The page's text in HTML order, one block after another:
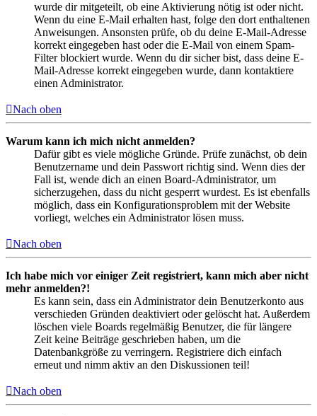
wurde dir mitgeteilt, ob eine Aktivierung nötig ist oder nicht.
Wenn du eine E-Mail erhalten hast, folge den dort enthaltenen
Anweisungen. Ansonsten prüfe, ob du deine E-Mail-Adresse
korrekt eingegeben hast oder die E-Mail von einem Spam-
Filter blockiert wurde. Wenn du dir sicher bist, dass deine E-
Mail-Adresse korrekt eingegeben wurde, dann kontaktiere
einen Administrator.
Nach oben
Warum kann ich mich nicht anmelden?
Dafür gibt es viele mögliche Gründe. Prüfe zunächst, ob dein
Benutzername und dein Passwort richtig sind. Wenn dies der
Fall ist, wende dich an einen Board-Administrator, um
sicherzugehen, dass du nicht gesperrt wurdest. Es ist ebenfalls
möglich, dass ein Konfigurationsproblem mit der Website
vorliegt, welches ein Administrator lösen muss.
Nach oben
Ich habe mich vor einiger Zeit registriert, kann mich aber nicht
mehr anmelden?!
Es kann sein, dass ein Administrator dein Benutzerkonto aus
verschieden Gründen deaktiviert oder gelöscht hat. Außerdem
löschen viele Boards regelmäßig Benutzer, die für längere
Zeit keine Beiträge geschrieben haben, um die
Datenbankgröße zu verringern. Registriere dich einfach
erneut und nimm aktiv an den Diskussionen teil!
Nach oben